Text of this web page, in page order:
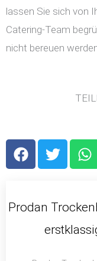
lassen Sie sich von
Catering-Team
nicht bereuen
F
a
b
T
w
t
r
W
h
s
p
Prodan